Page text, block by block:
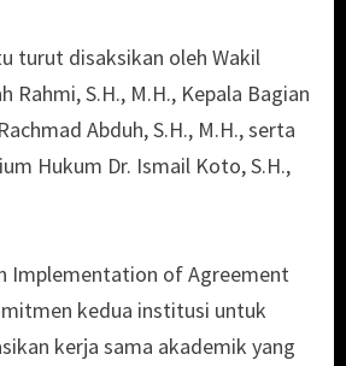
turut disaksikan oleh Wakil
Rahmi, S.H., M.H., Kepala Bagian
Abduh, S.H., M.H., serta
Hukum Dr. Ismail Koto, S.H.,
Implementation of Agreement
kedua institusi untuk
kerja sama akademik yang